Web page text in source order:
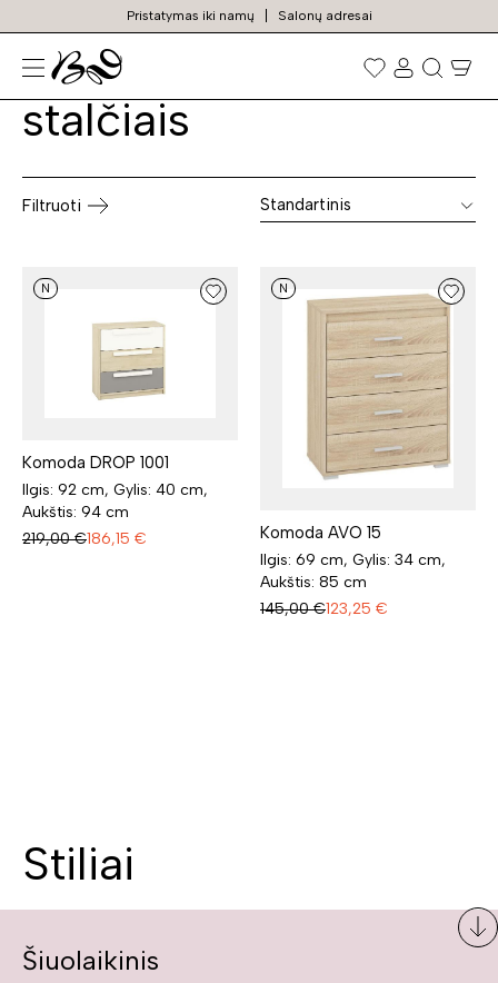
Pristatymas iki namų Salonų adresai
Prekių
paieška
Biuro komodos su
stalčiais
Filtruoti Standartinis
N
Komoda DROP 1001
Ilgis: 92 cm, Gylis: 40 cm,
Aukštis: 94 cm
219,00 €186,15 €
N
Komoda AVO 15
Ilgis: 69 cm, Gylis: 34 cm,
Aukštis: 85 cm
145,00 €123,25 €
Stiliai
Šiuolaikinis